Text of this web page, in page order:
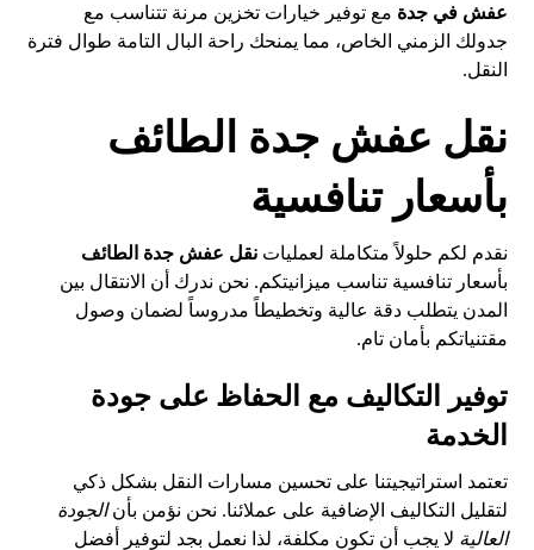
عفش في جدة مع توفير خيارات تخزين مرنة تتناسب مع
جدولك الزمني الخاص، مما يمنحك راحة البال التامة طوال فترة
النقل.
نقل عفش جدة الطائف
بأسعار تنافسية
نقدم لكم حلولاً متكاملة لعملياتنقل عفش جدة الطائف
بأسعار تنافسية تناسب ميزانيتكم. نحن ندرك أن الانتقال بين
المدن يتطلب دقة عالية وتخطيطاً مدروساً لضمان وصول
مقتنياتكم بأمان تام.
توفير التكاليف مع الحفاظ على جودة
الخدمة
تعتمد استراتيجيتنا على تحسين مسارات النقل بشكل ذكي
لتقليل التكاليف الإضافية على عملائنا. نحن نؤمن بأنالجودة
العالية لا يجب أن تكون مكلفة، لذا نعمل بجد لتوفير أفضل